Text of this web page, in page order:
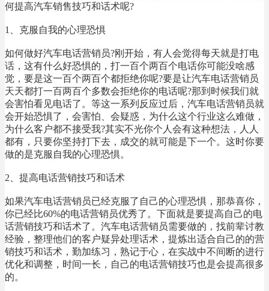
何提高汽车销售技巧和话术呢?
1、克服自我的心理恐惧
如何做好汽车电话营销员?刚开始，有人会觉得每天就是打电
话，这有什么好恐惧的，打一百个两百个电话你可能没啥感
觉，要是这一百个两百个都拒绝你呢?要是让汽车电话营销员
天天都打一百两百个多数会拒绝你的电话呢?那到时候我们就
会害怕看见电话了。等这一系列反应过后，汽车电话营销员就
会开始恐惧了，会害怕、会疑惑，为什么这个行业这么难做，
为什么客户都不接受我?其实不光你个人会有这种想法，人人
都有，只要你坚持打下去，成交的就可能是下一个。这时你要
做的是克服自我的心理恐惧。
2、提高电话营销技巧和话术
如果汽车电话营销员已经克服了自己的心理恐惧，那恭喜你，
你已经比60%的电话营销员优秀了。下面就是要提高自己的电
话营销技巧和话术了。汽车电话营销员需要做的，找前辈讨教
经验，整理他们的客户疑异处理话术，提炼出适合自己的的营
销技巧和话术，勤加练习，熟记于心，在实战中不间断的进行
优化和调整，时间一长，自己的电话营销技巧也是会提高很多
的。